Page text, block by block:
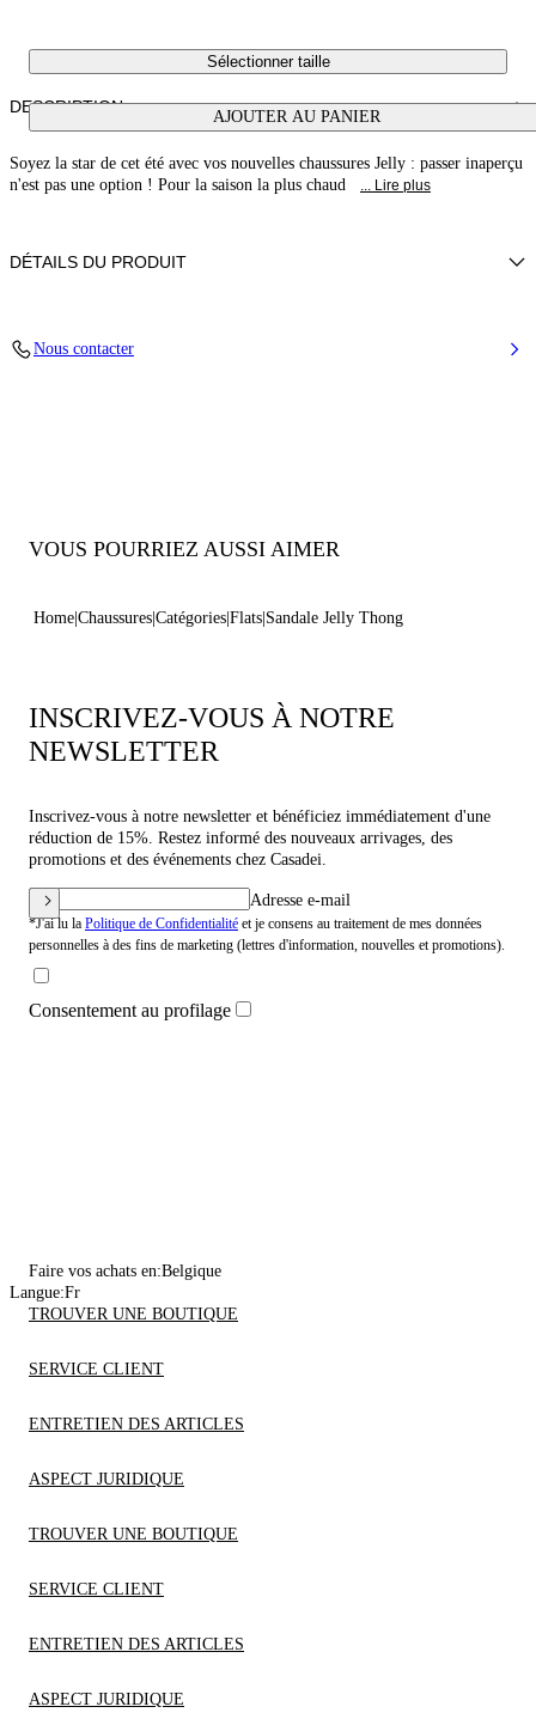
Sélectionner taille
AJOUTER AU PANIER
DESCRIPTION
Soyez la star de cet été avec vos nouvelles chaussures Jelly : passer inaperçu
n'est pas une option ! Pour la saison la plus chaud
... Lire plus
DÉTAILS DU PRODUIT
Nous contacter
VOUS POURRIEZ AUSSI AIMER
Home Chaussures Catégories Flats Sandale Jelly Thong
INSCRIVEZ-VOUS À NOTRE
NEWSLETTER
Inscrivez-vous à notre newsletter et bénéficiez immédiatement d'une
réduction de 15%. Restez informé des nouveaux arrivages, des
promotions et des événements chez Casadei.
Adresse e-mail
*J'ai lu la Politique de Confidentialité et je consens au traitement de mes données
personnelles à des fins de marketing (lettres d'information, nouvelles et promotions).
Consentement au profilage
Faire vos achats en:Belgique
Langue:Fr
TROUVER UNE BOUTIQUE
SERVICE CLIENT
ENTRETIEN DES ARTICLES
ASPECT JURIDIQUE
TROUVER UNE BOUTIQUE
SERVICE CLIENT
ENTRETIEN DES ARTICLES
ASPECT JURIDIQUE